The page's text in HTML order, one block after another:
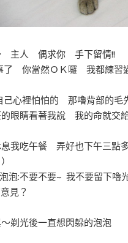
主人 偶求你 手下留情!!
了 你當然ＯＫ囉 我都練習
裡怕怕的 那嚕背部的
的眼睛看著我說 我的命就
我吃午餐 弄好也下午三
泡:不要不要~ 我不要留下嚕
見？
剃光後一直想閃躲的泡泡